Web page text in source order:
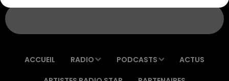
ACCUEIL RADIO PODCASTS ACTUS